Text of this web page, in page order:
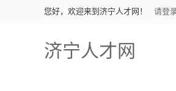
您好，欢迎来到济宁人才网！ 请登
济宁人才网